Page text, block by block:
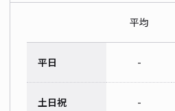
平均
平日 -
土日祝 -